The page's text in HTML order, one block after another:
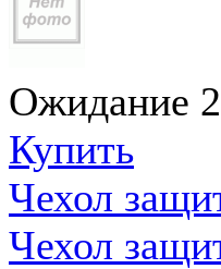
Ожидание
Купить
Чехол
Чехол